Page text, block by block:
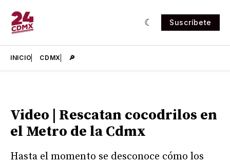
Suscríbete
INICIO CDMX 🔎
Video | Rescatan cocodrilos en
el Metro de la Cdmx
Hasta el momento se desconoce cómo los